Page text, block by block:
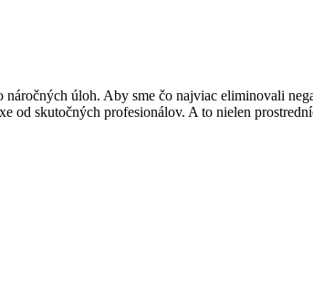
úloh. Aby sme čo najviac eliminovali
od skutočných profesionálov. A to nielen